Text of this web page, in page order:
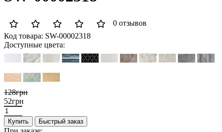
0 отзывов
Код товара: SW-00002318
Доступные цвета:
128грн
52грн
Купить Быстрый заказ